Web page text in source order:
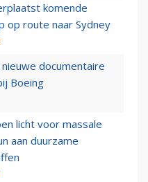
komende
op route naar Sydney
documentaire
Boeing
licht voor massale
aan duurzame